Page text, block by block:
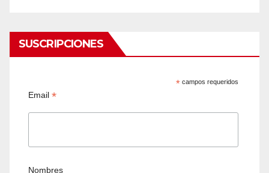
SUSCRIPCIONES
* campos requeridos
Email*
Nombres